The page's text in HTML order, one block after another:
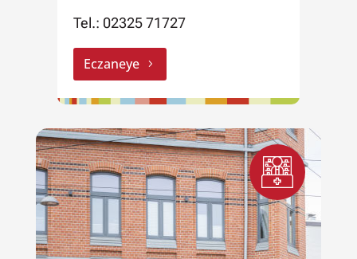
Tel.: 02325 71727
Eczaneye